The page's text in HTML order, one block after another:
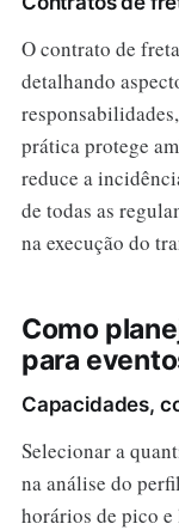
O contrato de
detalhando
prática protege
reduce a
de todas as
na execução do
Como
para
Capacidades,
Selecionar a
na análise do
horários de pico